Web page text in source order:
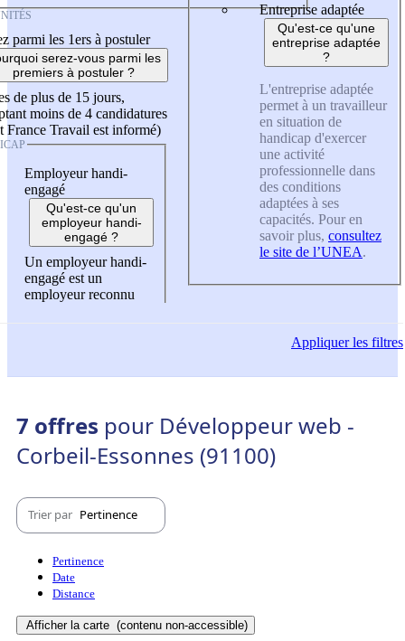
parmi les 1ers à postuler
serez-vous parmi les
premiers à postuler ?
de plus de 15 jours,
moins de 4 candidatures
France Travail est informé)
Employeur handi-
engagé
Qu'est-ce qu'un
employeur handi-
engagé ?
Un employeur handi-
engagé est un
employeur reconnu
Entreprise adaptée
Qu'est-ce qu'une
entreprise adaptée
?
L'entreprise adaptée
permet à un travailleur
en situation de
handicap d'exercer
une activité
professionnelle dans
des conditions
adaptées à ses
capacités. Pour en
savoir plus, consultez
le site de l’UNEA.
Appliquerles filtres
7 offres pour Développeur web -
Corbeil-Essonnes (91100)
Trier par Pertinence
Pertinence
Date
Distance
Afficher la carte (contenu non-accessible)